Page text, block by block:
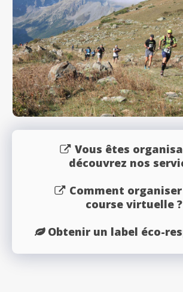
Vous êtes
découvrez nos
Comment
course virtuelle ?
Obtenir un label éco-